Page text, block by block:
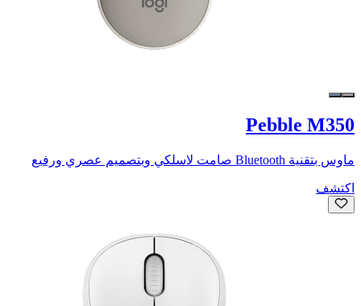
Pebble M350
ماوس بتقنية Bluetooth صامت لاسلكي وبتصميم عصري ورفيع
اكتشف